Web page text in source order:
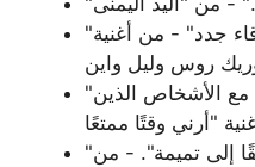
"لا أصدقاء جدد" - من أغنية "No New Friends"
روس وليل واين
"أعيش الليالي التي لا أتذكرها مع الأشخاص الذين
"فريقي جيد، نحن لا نحتاج حقًا إلى تميمة". - من